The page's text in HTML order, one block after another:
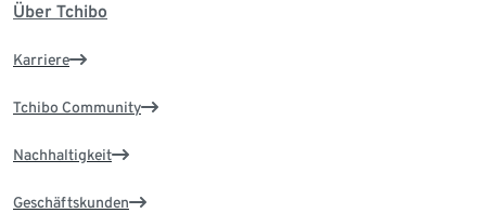
Über Tchibo
Karriere
Tchibo Community
Nachhaltigkeit
Geschäftskunden